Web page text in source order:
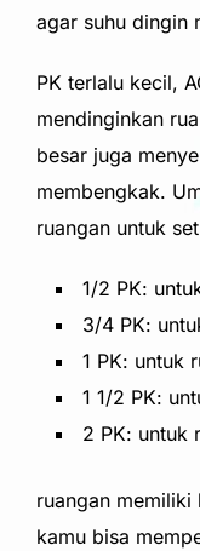
agar suhu dingin
PK terlalu kecil,
mendinginkan
besar juga
membengkak.
ruangan untuk
1/2 PK:
3/4 PK:
1 PK: untuk
1 1/2 PK:
2 PK: untuk
ruangan
kamu bisa memp